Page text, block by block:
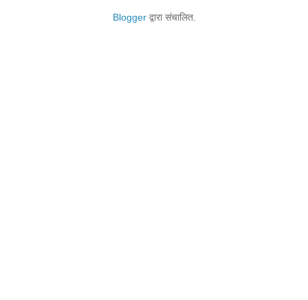
Bloggerद्वारा संचालित.